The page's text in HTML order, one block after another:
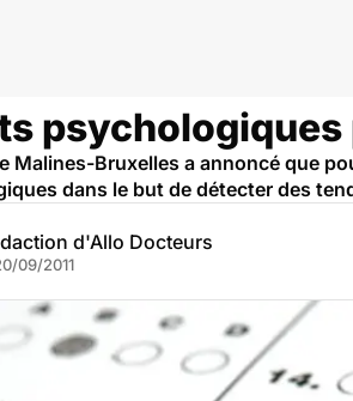
Malines-Bruxelles a annoncé que
dans le but de détecter des
d'Allo Docteurs
09/2011